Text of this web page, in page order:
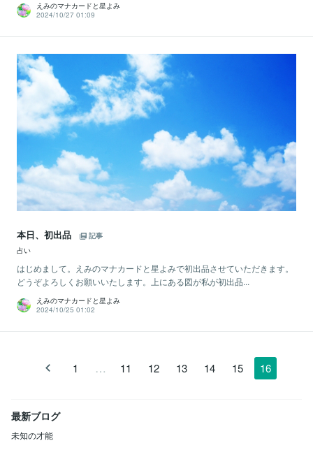
えみのマナカードと星よみ
2024/10/27 01:09
本日、初出品
記事
占い
はじめまして。えみのマナカードと星よみで初出品させていただきます。
どうぞよろしくお願いいたします。上にある図が私が初出品...
えみのマナカードと星よみ
2024/10/25 01:02
1 … 11 12 13 14 15 16
最新ブログ
未知の才能